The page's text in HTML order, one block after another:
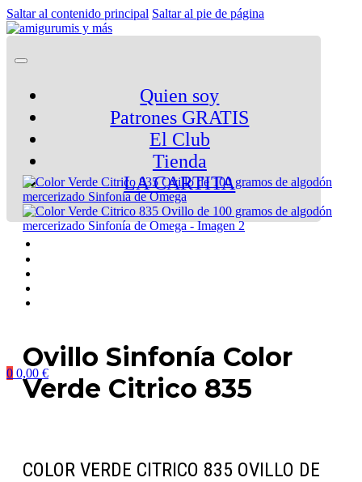
Saltar al contenido principal Saltar al pie de página
Quien soy
Patrones GRATIS
El Club
Tienda
LA CARTITA
0 0,00 €
Ovillo Sinfonía Color
Verde Citrico 835
COLOR VERDE CITRICO 835 OVILLO DE